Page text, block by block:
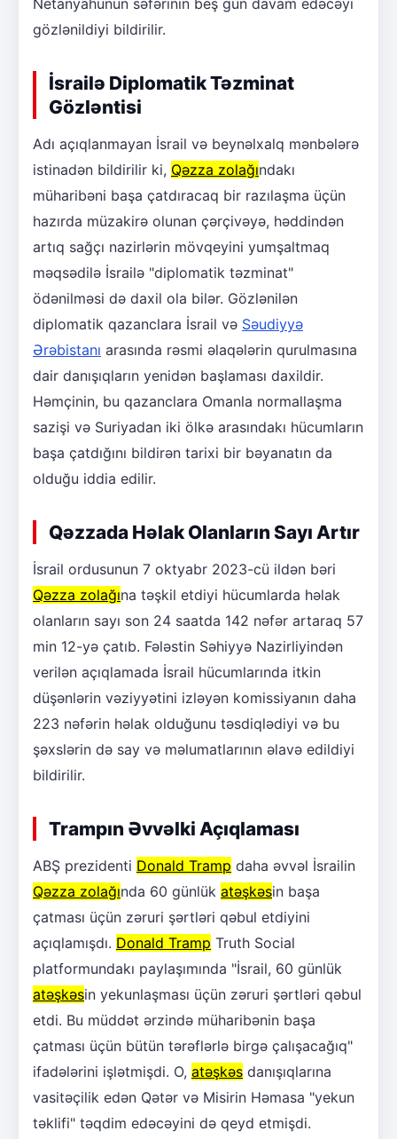
gözlənildiyi bildirilir.
İsrailə Diplomatik Təzminat
Gözləntisi
Adı açıqlanmayan İsrail və beynəlxalq mənbələrə
istinadən bildirilir ki, Qəzza zolağındakı
müharibəni başa çatdıracaq bir razılaşma üçün
hazırda müzakirə olunan çərçivəyə, həddindən
artıq sağçı nazirlərin mövqeyini yumşaltmaq
məqsədilə İsrailə "diplomatik təzminat"
ödənilməsi də daxil ola bilər. Gözlənilən
diplomatik qazanclara İsrail və Səudiyyə
Ərəbistanı arasında rəsmi əlaqələrin qurulmasına
dair danışıqların yenidən başlaması daxildir.
Həmçinin, bu qazanclara Omanla normallaşma
sazişi və Suriyadan iki ölkə arasındakı hücumların
başa çatdığını bildirən tarixi bir bəyanatın da
olduğu iddia edilir.
Qəzzada Həlak Olanların Sayı Artır
İsrail ordusunun 7 oktyabr 2023-cü ildən bəri
Qəzza zolağına təşkil etdiyi hücumlarda həlak
olanların sayı son 24 saatda 142 nəfər artaraq 57
min 12-yə çatıb. Fələstin Səhiyyə Nazirliyindən
verilən açıqlamada İsrail hücumlarında itkin
düşənlərin vəziyyətini izləyən komissiyanın daha
223 nəfərin həlak olduğunu təsdiqlədiyi və bu
şəxslərin də say və məlumatlarının əlavə edildiyi
bildirilir.
Trampın Əvvəlki Açıqlaması
ABŞ prezidenti Donald Tramp daha əvvəl İsrailin
Qəzza zolağında 60 günlük atəşkəsin başa
çatması üçün zəruri şərtləri qəbul etdiyini
açıqlamışdı. Donald Tramp Truth Social
platformundakı paylaşımında "İsrail, 60 günlük
atəşkəsin yekunlaşması üçün zəruri şərtləri qəbul
etdi. Bu müddət ərzində müharibənin başa
çatması üçün bütün tərəflərlə birgə çalışacağıq"
ifadələrini işlətmişdi. O, atəşkəs danışıqlarına
vasitəçilik edən Qətər və Misirin Həmasa "yekun
təklifi" təqdim edəcəyini də qeyd etmişdi.